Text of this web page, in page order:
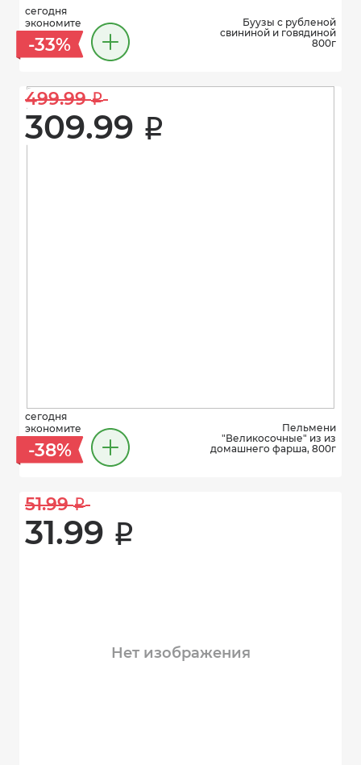
сегодня
экономите
-33%
Буузы с рубленой
свининой и говядиной
800г
499.99 i
309.99 i
сегодня
экономите
-38%
Пельмени
"Великосочные" из из
домашнего фарша, 800г
51.99 i
31.99 i
Нет изображения